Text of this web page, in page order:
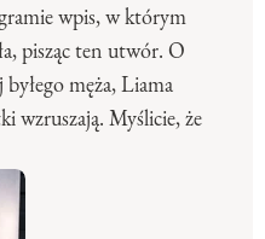
wpis, w którym
pisząc ten utwór. O
męża, Liama
wzruszają. Myślicie, że